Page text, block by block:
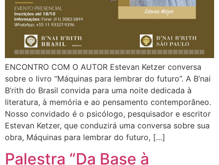
ENCONTRO COM O AUTOR Estevan Ketzer conversa
sobre o livro “Máquinas para lembrar do futuro”. A B’nai
B’rith do Brasil convida para uma noite dedicada à
literatura, à memória e ao pensamento contemporâneo.
Nosso convidado é o psicólogo, pesquisador e escritor
Estevan Ketzer, que conduzirá uma conversa sobre sua
obra, Máquinas para lembrar do futuro, […]
Palestra “Da Base à